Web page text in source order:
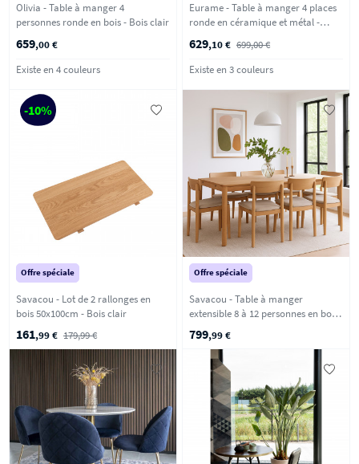
Olivia - Table à manger 4
personnes ronde en bois - Bois clair
659,00 €
Existe en 4 couleurs
Eurame - Table à manger 4 places
ronde en céramique et métal -
Blanc
629,10 € 699,00 €
Existe en 3 couleurs
-10%
Offre spéciale
Savacou - Lot de 2 rallonges en
bois 50x100cm - Bois clair
161,99 € 179,99 €
Offre spéciale
Savacou - Table à manger
extensible 8 à 12 personnes en bois
799,99 €